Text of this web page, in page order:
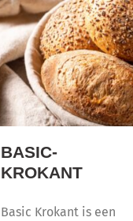
Dé basis voor
BASIC-
KROKANT
Basic Krokant is een